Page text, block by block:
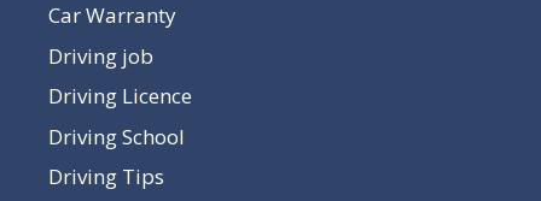
Car Warranty
Driving job
Driving Licence
Driving School
Driving Tips